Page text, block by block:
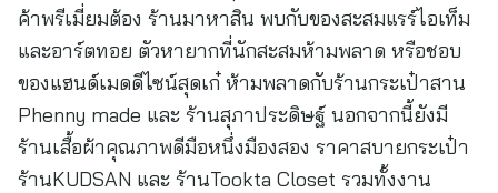
ค้าพรีเมี่ยมต้อง ร้านมาหาสิน พบกับของสะสมแรร์ไอเท็ม
และอาร์ตทอย ตัวหายากที่นักสะสมห้ามพลาด หรือชอบ
ของแฮนด์เมดดีไซน์สุดเก๋ ห้ามพลาดกับร้านกระเป๋าสาน
Phenny made และ ร้านสุภาประดิษฐ์ นอกจากนี้ยังมี
ร้านเสื้อผ้าคุณภาพดีมือหนึ่งมืองสอง ราคาสบายกระเป๋า
ร้านKUDSAN และ ร้านTookta Closet รวมทั้งงาน